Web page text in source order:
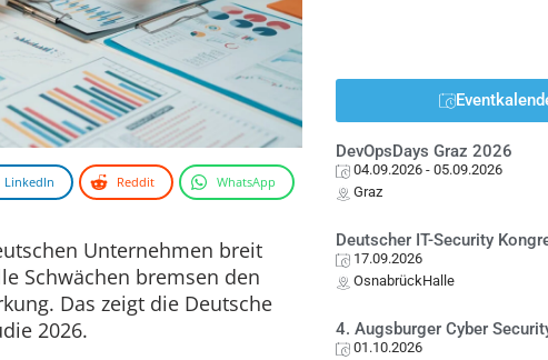
LinkedIn Reddit WhatsApp
Unternehmen breit
Schwächen bremsen den
Das zeigt die Deutsche
2026.
DevOpsDays Graz 2026
04.09.2026 - 05.09.2026
Graz
Deutscher IT-Security
17.09.2026
OsnabrückHalle
4. Augsburger Cyber
01.10.2026